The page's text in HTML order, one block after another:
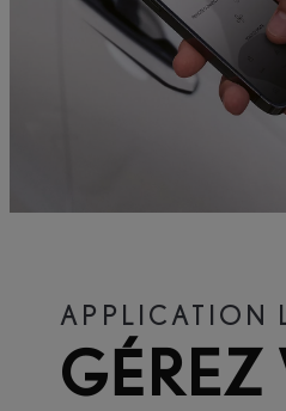
APPLICATION
GÉREZ